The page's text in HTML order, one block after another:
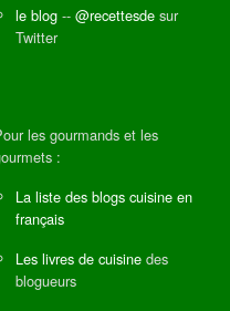
le blog -- @recettesde sur
Twitter
les gourmands et les
:
La liste des blogs cuisine en
français
Les livres de cuisine des
blogueurs